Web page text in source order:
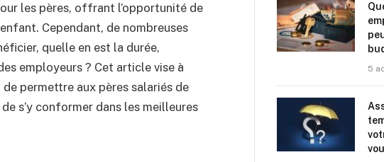
les pères, offrant l’opportunité de
Cependant, de nombreuses
quelle en est la durée,
employeurs ? Cet article vise à
permettre aux pères salariés de
s’y conformer dans les meilleures
5